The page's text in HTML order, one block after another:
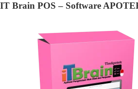
IT Brain POS – Software